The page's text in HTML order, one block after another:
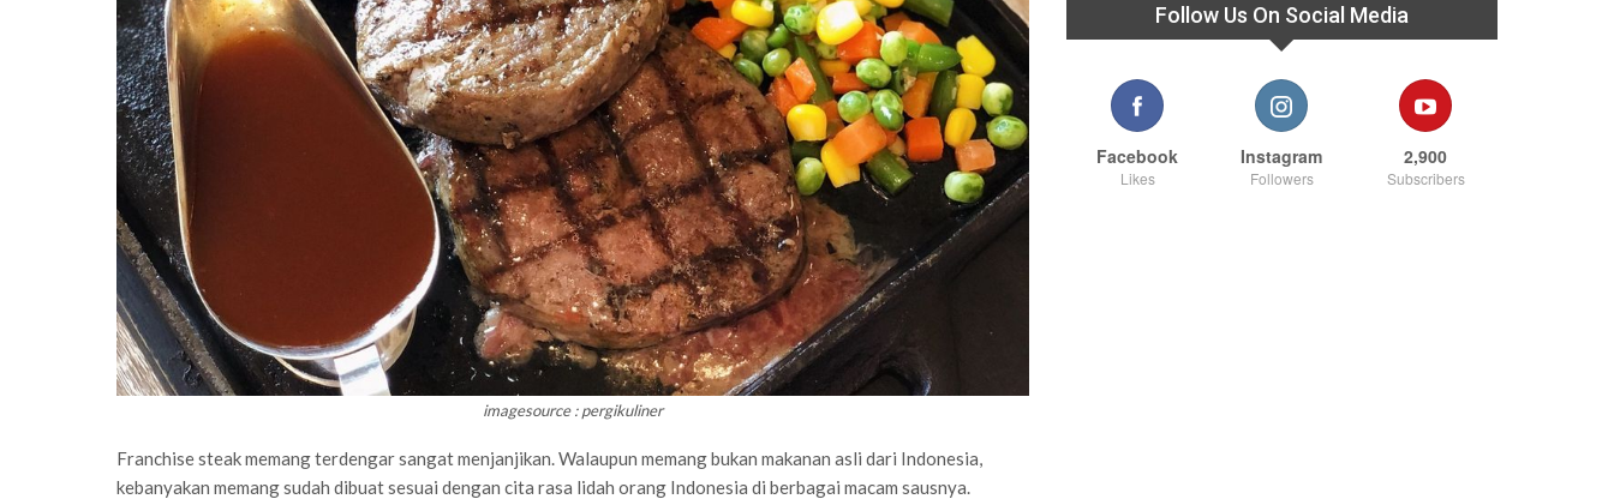
imagesource : pergikuliner
Franchise steak memang terdengar sangat menjanjikan. Walaupun memang bukan makanan asli dari Indonesia,
kebanyakan memang sudah dibuat sesuai dengan cita rasa lidah orang Indonesia di berbagai macam sausnya.
Follow Us On Social Media
Facebook
Likes
Instagram
Followers
2,900
Subscribers